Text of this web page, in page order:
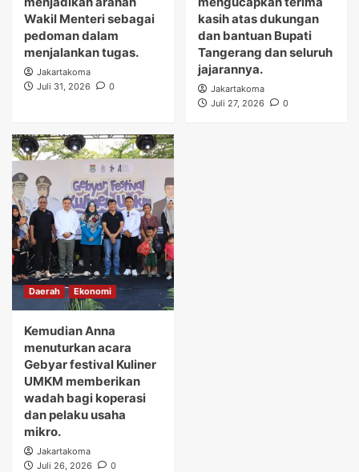
Wakil Menteri sebagai
pedoman dalam
menjalankan tugas.
Jakartakoma
Juli 31, 2026
0
kasih atas dukungan
dan bantuan Bupati
Tangerang dan seluruh
jajarannya.
Jakartakoma
Juli 27, 2026
0
Daerah Ekonomi
Kemudian Anna
menuturkan acara
Gebyar festival Kuliner
UMKM memberikan
wadah bagi koperasi
dan pelaku usaha
mikro.
Jakartakoma
Juli 26, 2026
0